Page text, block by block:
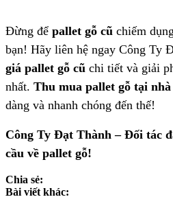
Đừng để pallet gỗ cũ chiếm
bạn! Hãy liên hệ ngay Công Ty
giá pallet gỗ cũ chi tiết và giải
nhất. Thu mua pallet gỗ tại
dàng và nhanh chóng đến thế!
Công Ty Đạt Thành – Đối tác
cầu về pallet gỗ!
Chia sẻ:
Bài viết khác: